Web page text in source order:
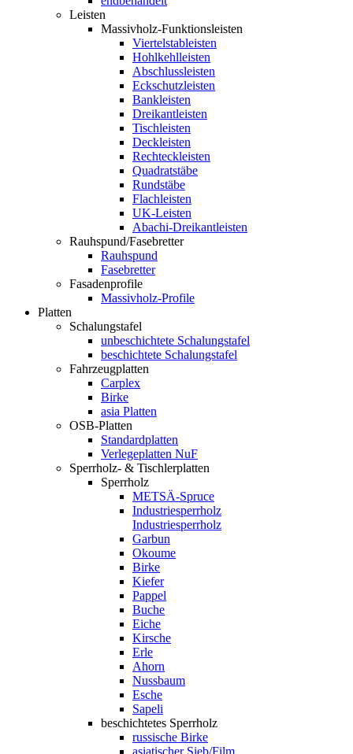
Leisten
Massivholz-Funktionsleisten
Viertelstableisten
Hohlkehlleisten
Abschlussleisten
Eckschutzleisten
Bankleisten
Dreikantleisten
Tischleisten
Deckleisten
Rechteckleisten
Quadratstäbe
Rundstäbe
Flachleisten
UK-Leisten
Abachi-Dreikantleisten
Rauhspund/Fasebretter
Rauhspund
Fasebretter
Fasadenprofile
Massivholz-Profile
Platten
Schalungstafel
unbeschichtete Schalungstafel
beschichtete Schalungstafel
Fahrzeugplatten
Carplex
Birke
asia Platten
OSB-Platten
Standardplatten
Verlegeplatten NuF
Sperrholz- & Tischlerplatten
Sperrholz
METSÄ-Spruce
Industriesperrholz
Industriesperrholz
Garbun
Okoume
Birke
Kiefer
Pappel
Buche
Eiche
Kirsche
Erle
Ahorn
Nussbaum
Esche
Sapeli
beschichtetes Sperrholz
russische Birke
asiatischer Sieb/Film